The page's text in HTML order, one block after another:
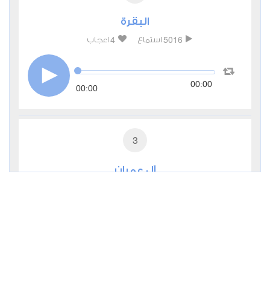
البقرة
5016 استماع 4 اعجاب
00:00 00:00
3
آل عمران